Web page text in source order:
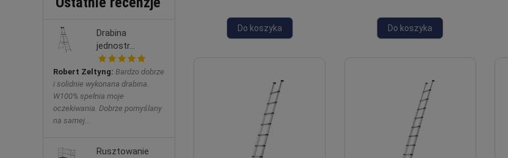
Do koszyka Do koszyka
Drabina
jednostr...
Robert Zeltyng: Bardzo dobrze
i solidnie wykonana drabina.
W100% spełnia moje
oczekiwania. Dobrze pomyślany
na samej...
Rusztowanie